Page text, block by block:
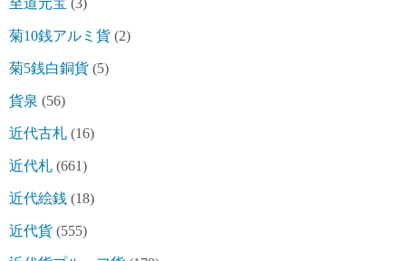
至道元宝 (3)
菊10銭アルミ貨 (2)
菊5銭白銅貨 (5)
貨泉 (56)
近代古札 (16)
近代札 (661)
近代絵銭 (18)
近代貨 (555)